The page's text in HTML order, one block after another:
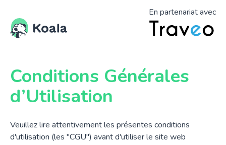
En partenariat avec
Conditions Générales
d’Utilisation
Veuillez lire attentivement les présentes conditions
d'utilisation (les "CGU") avant d'utiliser le site web